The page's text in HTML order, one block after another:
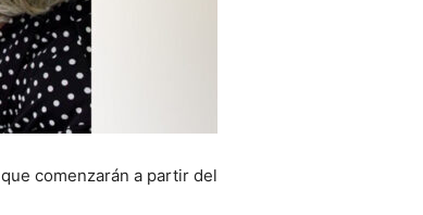
que comenzarán a partir del